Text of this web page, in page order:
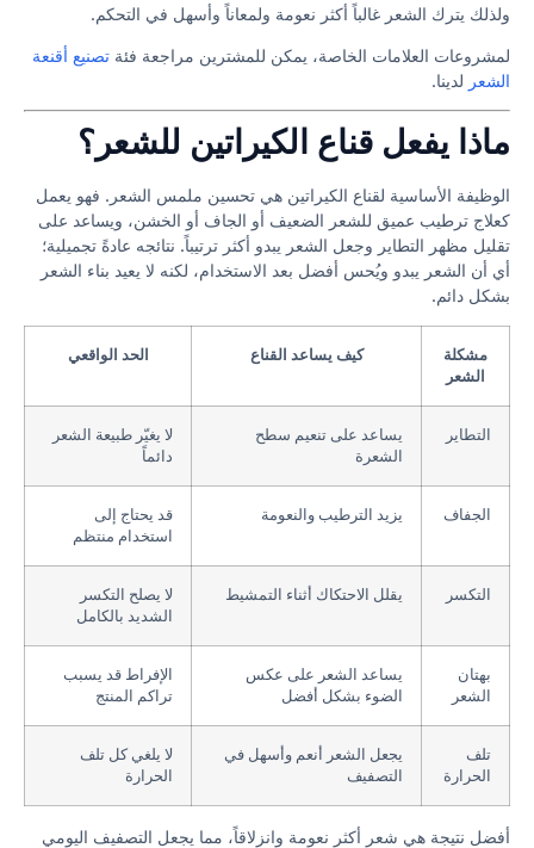
ولذلك يترك الشعر غالباً أكثر نعومة ولمعاناً وأسهل في التحكم.
لمشروعات العلامات الخاصة، يمكن للمشترين مراجعة فئة تصنيع أقنعة
الشعر لدينا.
ماذا يفعل قناع الكيراتين للشعر؟
الوظيفة الأساسية لقناع الكيراتين هي تحسين ملمس الشعر. فهو يعمل
كعلاج ترطيب عميق للشعر الضعيف أو الجاف أو الخشن، ويساعد على
تقليل مظهر التطاير وجعل الشعر يبدو أكثر ترتيباً. نتائجه عادةً تجميلية؛
أي أن الشعر يبدو ويُحس أفضل بعد الاستخدام، لكنه لا يعيد بناء الشعر
بشكل دائم.
مشكلة
الشعر
كيف يساعد القناع الحد الواقعي
التطاير
يساعد على تنعيم سطح
الشعرة
لا يغيّر طبيعة الشعر
دائماً
الجفاف يزيد الترطيب والنعومة
قد يحتاج إلى
استخدام منتظم
التكسر يقلل الاحتكاك أثناء التمشيط
لا يصلح التكسر
الشديد بالكامل
بهتان
الشعر
يساعد الشعر على عكس
الضوء بشكل أفضل
الإفراط قد يسبب
تراكم المنتج
تلف
الحرارة
يجعل الشعر أنعم وأسهل في
التصفيف
لا يلغي كل تلف
الحرارة
أفضل نتيجة هي شعر أكثر نعومة وانزلاقاً، مما يجعل التصفيف اليومي